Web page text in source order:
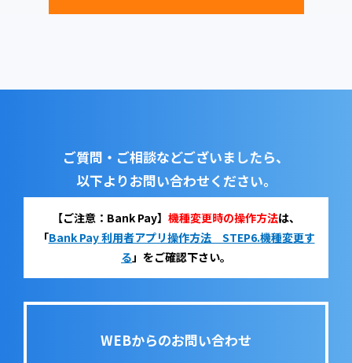
ご質問・ご相談などございましたら、
以下よりお問い合わせください。
【ご注意：Bank Pay】 機種変更時の操作方法は、
「Bank Pay 利用者アプリ操作方法 STEP6.機種変更す
る 」をご確認下さい。
WEBからのお問い合わせ